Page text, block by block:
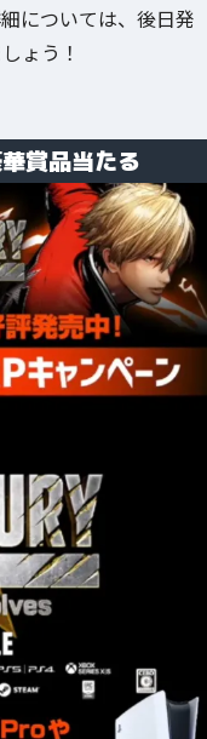
については、後日発
ょう！
賞品当たる